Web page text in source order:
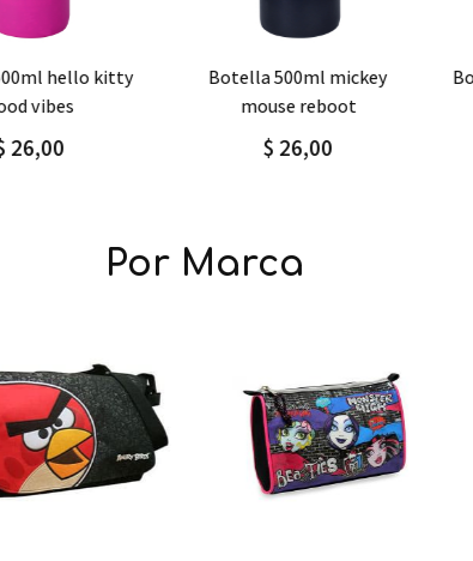
Detalle
mouse reboot
$ 26,00
Agregar Detalle
botella 500ml kuromi make
up
$ 26,00
Por Marca